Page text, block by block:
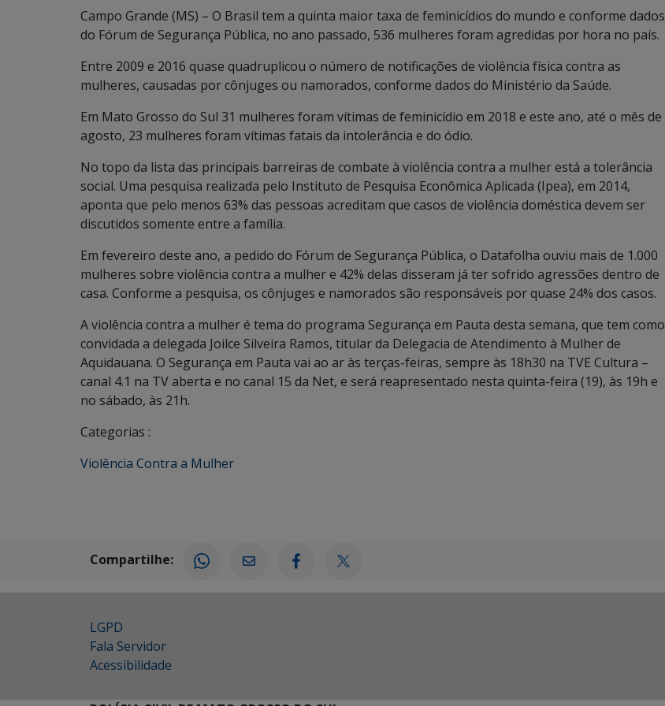
Campo Grande (MS) – O Brasil tem a quinta maior taxa de feminicídios do mundo e conforme dados
do Fórum de Segurança Pública, no ano passado, 536 mulheres foram agredidas por hora no país.
Entre 2009 e 2016 quase quadruplicou o número de notificações de violência física contra as
mulheres, causadas por cônjuges ou namorados, conforme dados do Ministério da Saúde.
Em Mato Grosso do Sul 31 mulheres foram vítimas de feminicídio em 2018 e este ano, até o mês de
agosto, 23 mulheres foram vítimas fatais da intolerância e do ódio.
No topo da lista das principais barreiras de combate à violência contra a mulher está a tolerância
social. Uma pesquisa realizada pelo Instituto de Pesquisa Econômica Aplicada (Ipea), em 2014,
aponta que pelo menos 63% das pessoas acreditam que casos de violência doméstica devem ser
discutidos somente entre a família.
Em fevereiro deste ano, a pedido do Fórum de Segurança Pública, o Datafolha ouviu mais de 1.000
mulheres sobre violência contra a mulher e 42% delas disseram já ter sofrido agressões dentro de
casa. Conforme a pesquisa, os cônjuges e namorados são responsáveis por quase 24% dos casos.
A violência contra a mulher é tema do programa Segurança em Pauta desta semana, que tem como
convidada a delegada Joilce Silveira Ramos, titular da Delegacia de Atendimento à Mulher de
Aquidauana. O Segurança em Pauta vai ao ar às terças-feiras, sempre às 18h30 na TVE Cultura –
canal 4.1 na TV aberta e no canal 15 da Net, e será reapresentado nesta quinta-feira (19), às 19h e
no sábado, às 21h.
Categorias :
Violência Contra a Mulher
Compartilhe:
LGPD
Fala Servidor
Acessibilidade